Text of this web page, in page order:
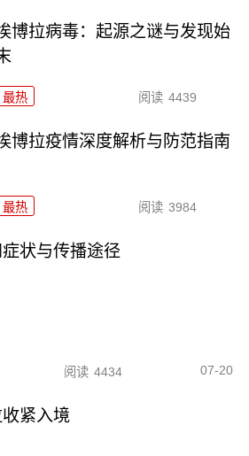
博拉病毒：起源之谜与发现始
最热 阅读 4439
博拉疫情深度解析与防范指南
最热 阅读 3984
状与传播途径
阅读 4434 07-20
紧入境